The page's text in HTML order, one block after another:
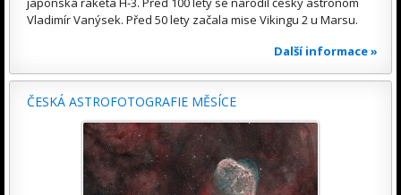
Vladimír Vanýsek. Před 50 lety začala mise Vikingu 2 u Marsu.
Další informace »
ČESKÁ ASTROFOTOGRAFIE MĚSÍCE